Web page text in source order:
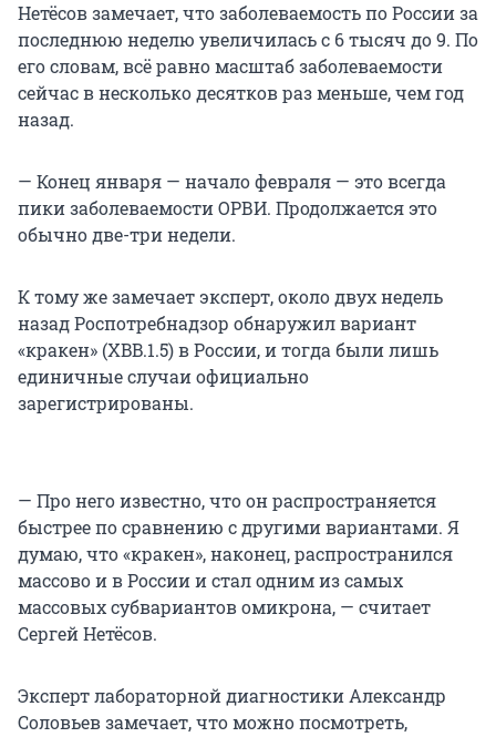
Нетёсов замечает, что заболеваемость по России за
последнюю неделю увеличилась с 6 тысяч до 9. По
его словам, всё равно масштаб заболеваемости
сейчас в несколько десятков раз меньше, чем год
назад.
— Конец января — начало февраля — это всегда
пики заболеваемости ОРВИ. Продолжается это
обычно две-три недели.
К тому же замечает эксперт, около двух недель
назад Роспотребнадзор обнаружил вариант
«кракен» (XBB.1.5) в России, и тогда были лишь
единичные случаи официально
зарегистрированы.
— Про него известно, что он распространяется
быстрее по сравнению с другими вариантами. Я
думаю, что «кракен», наконец, распространился
массово и в России и стал одним из самых
массовых субвариантов омикрона, — считает
Сергей Нетёсов.
Эксперт лабораторной диагностики Александр
Соловьев замечает, что можно посмотреть,